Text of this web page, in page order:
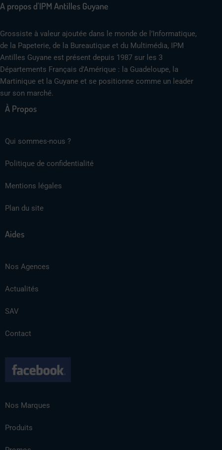
A propos d'IPM Antilles Guyane
Grossiste à valeur ajoutée dans le monde de l’Informatique,
de la Papeterie, de la Bureautique et du Multimédia, IPM
Antilles Guyane est présent depuis 1987 sur les 3
Départements Français d’Amérique : la Guadeloupe, la
Martinique et la Guyane et se positionne comme un leader
sur son marché.
À Propos
Qui sommes-nous ?
Politique de confidentialité
Mentions légales
Plan du site
Aides
Nos Agences
Actualités
SAV
Contact
Nos Marques
Produits